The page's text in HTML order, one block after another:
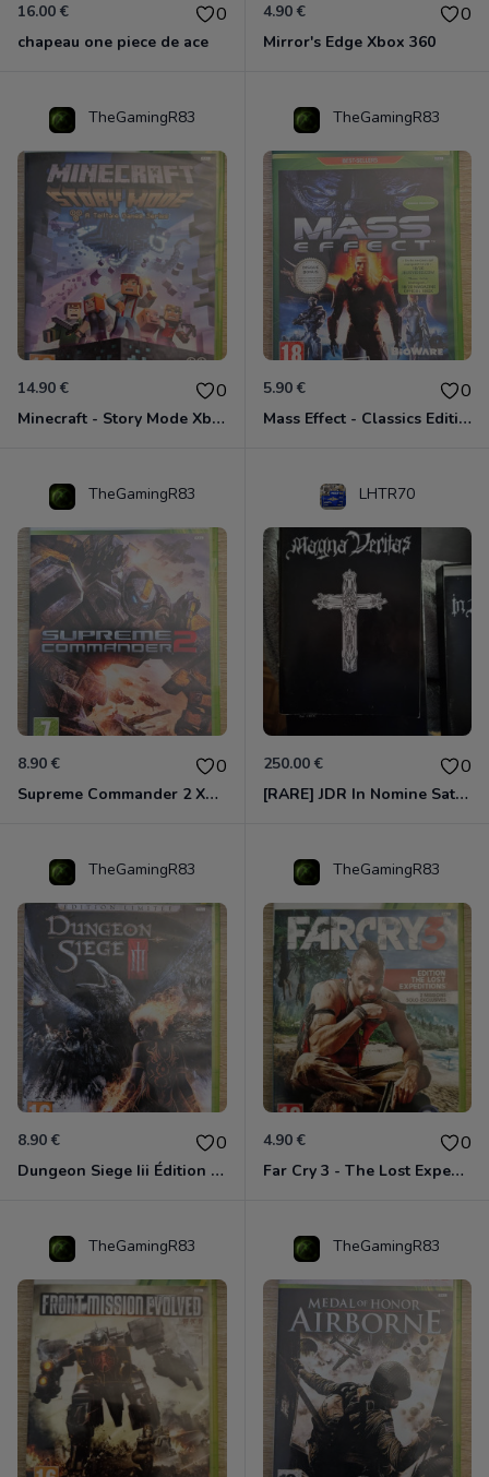
16.00 € 0
chapeau one piece de ace
4.90 € 0
Mirror's Edge Xbox 360
TheGamingR83
14.90 € 0
Minecraft - Story Mode Xbox 360
TheGamingR83
5.90 € 0
Mass Effect - Classics Edition Xbox 360
TheGamingR83
8.90 € 0
Supreme Commander 2 Xbox 360
LHTR70
250.00 € 0
[RARE] JDR In Nomine Satanis / Magna Veritas – 1ère Édition BOÎTE (DOS BLANC, 1989) - CROC / Siroz
TheGamingR83
8.90 € 0
Dungeon Siege Iii Édition Limitée - Vf Intégrale Xbox 360
TheGamingR83
4.90 € 0
Far Cry 3 - The Lost Expeditions - Edition Spéciale Xbox 360
TheGamingR83 TheGamingR83